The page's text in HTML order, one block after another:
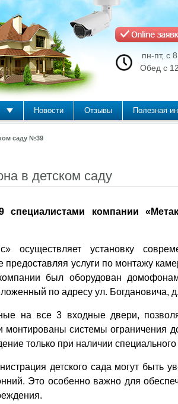
пн-пт, с
Обед с
Новости Отзывы Полезная
саду №39
в детском саду
компании
осуществляет установку
предоставляя услуги по монтажу
был оборудован
по адресу ул. Богдановича,
на все 3 входные двери,
монтированы системы ограничения
только при наличии
детского сада могут быть
Это особенно важно для